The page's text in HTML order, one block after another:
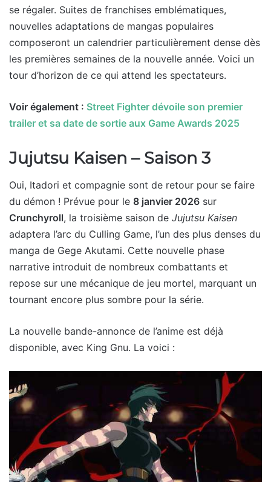
se régaler. Suites de franchises emblématiques,
nouvelles adaptations de mangas populaires
composeront un calendrier particulièrement dense dès
les premières semaines de la nouvelle année. Voici un
tour d’horizon de ce qui attend les spectateurs.
Voir également : Street Fighter dévoile son premier
trailer et sa date de sortie aux Game Awards 2025
Jujutsu Kaisen – Saison 3
Oui, Itadori et compagnie sont de retour pour se faire
du démon ! Prévue pour le 8 janvier 2026 sur
Crunchyroll, la troisième saison de Jujutsu Kaisen
adaptera l’arc du Culling Game, l’un des plus denses du
manga de Gege Akutami. Cette nouvelle phase
narrative introduit de nombreux combattants et
repose sur une mécanique de jeu mortel, marquant un
tournant encore plus sombre pour la série.
La nouvelle bande-annonce de l’anime est déjà
disponible, avec King Gnu. La voici :